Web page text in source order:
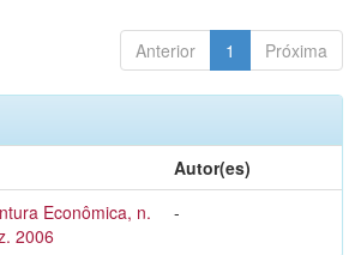
Anterior 1 Próxima
Autor(es)
Econômica, n.
2006
-